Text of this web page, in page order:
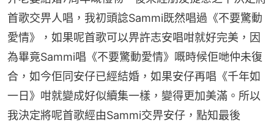
首歌交畀人唱，我初頭諗Sammi既然唱過《不要驚動
愛情》，如果呢首歌可以畀許志安唱咁就好完美，因
為畢竟Sammi唱《不要驚動愛情》嘅時候佢哋仲未復
合，如今佢同安仔已經結婚，如果安仔再唱《千年如
一日》咁就變成好似續集一樣，變得更加美滿。所以
我決定將呢首歌經由Sammi交畀安仔，點知最後